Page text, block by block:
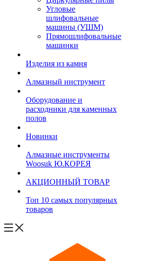
Угловые
шлифовальные
машины (УШМ)
Прямошлифовальные
машинки
Изделия из камня
Алмазный инструмент
Оборудование и
расходники для каменных
полов
Новинки
Алмазные инструменты
Woosuk Ю.КОРЕЯ
АКЦИОННЫЙ ТОВАР
Топ 10 самых популярных
товаров